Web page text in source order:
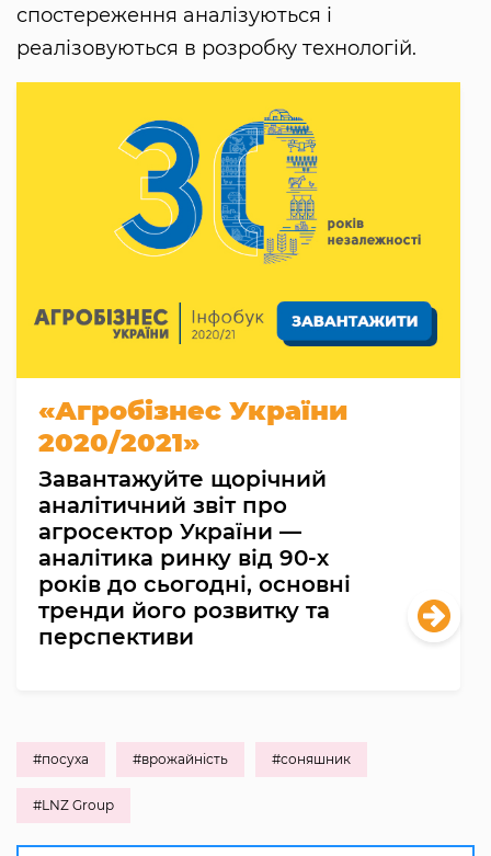
спостереження аналізуються і
реалізовуються в розробку технологій.
«Агробізнес України
2020/2021»
Завантажуйте щорічний
аналітичний звіт про
агросектор України —
аналітика ринку від 90-х
років до сьогодні, основні
тренди його розвитку та
перспективи
#посуха #врожайність #соняшник
#LNZ Group